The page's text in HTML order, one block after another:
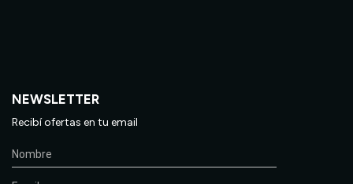
NEWSLETTER
Recibí ofertas en tu email